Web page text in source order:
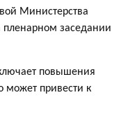
Министерства
пленарном заседании
повышения
может привести к